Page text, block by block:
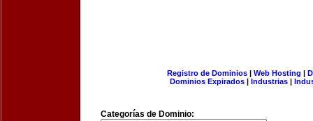
Registro de Dominios| Web Hosting |
Dominios Expirados | Industrias |
Categorías de Dominio: